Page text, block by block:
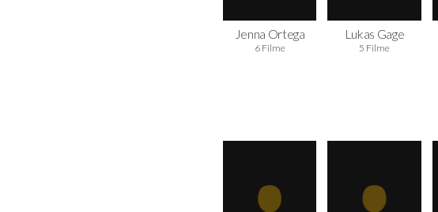
Jenna Ortega
6 Filme
Lukas Gage
5 Filme